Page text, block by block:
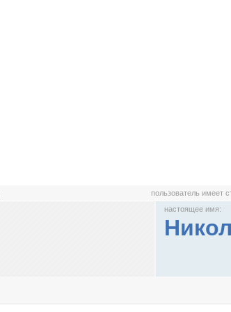
пользователь имеет
настоящее имя: